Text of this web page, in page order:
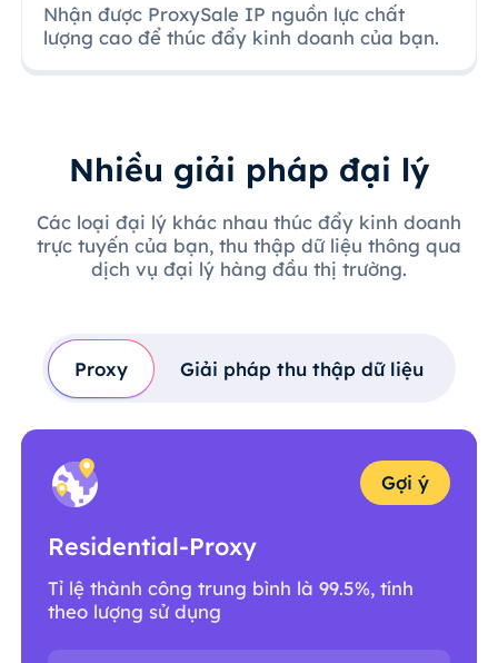
Nhận được ProxySale IP nguồn lực chất
lượng cao để thúc đẩy kinh doanh của bạn.
Nhiều giải pháp đại lý
Các loại đại lý khác nhau thúc đẩy kinh doanh
trực tuyến của bạn, thu thập dữ liệu thông qua
dịch vụ đại lý hàng đầu thị trường.
Proxy Giải pháp thu thập dữ liệu
Gợi ý
Residential-Proxy
Tỉ lệ thành công trung bình là 99.5%, tính
theo lượng sử dụng